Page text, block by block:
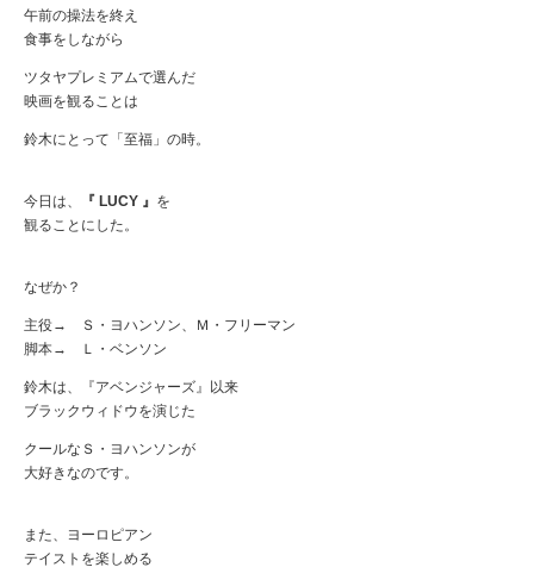
午前の操法を終え
食事をしながら
ツタヤプレミアムで選んだ
映画を観ることは
鈴木にとって「至福」の時。
今日は、 『 LUCY 』 を
観ることにした。
なぜか？
主役→ Ｓ・ヨハンソン、Ｍ・フリーマン
脚本→ Ｌ・ベンソン
鈴木は、『アベンジャーズ』以来
ブラックウィドウを演じた
クールなＳ・ヨハンソンが
大好きなのです。
また、ヨーロピアン
テイストを楽しめる